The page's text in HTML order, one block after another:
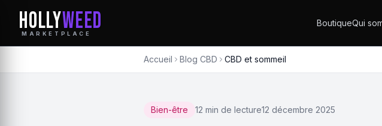
HOLLYWEED
MARKETPLACE
BoutiqueQui
Accueil Blog CBD CBD et sommeil
Bien-être 12 min de lecture12 décembre 2025